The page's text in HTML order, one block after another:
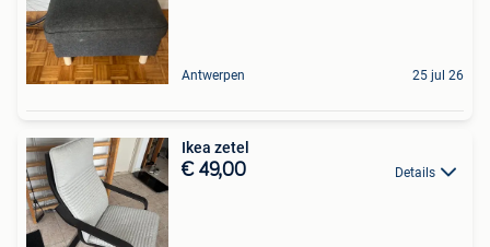
Antwerpen 25 jul 26
Ikea zetel
€ 49,00 Details